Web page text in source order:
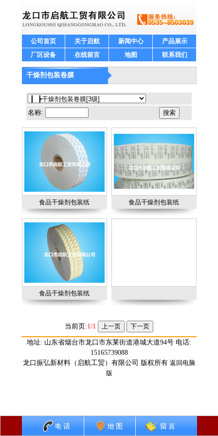
公司首页 关于启航 新闻中心
产品展示
厂区设备
在线留言 地图 联系我们
干燥剂包装卷膜
名称:
食品干燥剂包装纸 食品干燥剂包装纸
食品干燥剂包装纸
当前页:1/1
地址: 山东省烟台市龙口市东莱街道港城大道94号 电话:
15165739088
龙口振弘新材料（启航工贸）有限公司 版权所有 返回电脑
版